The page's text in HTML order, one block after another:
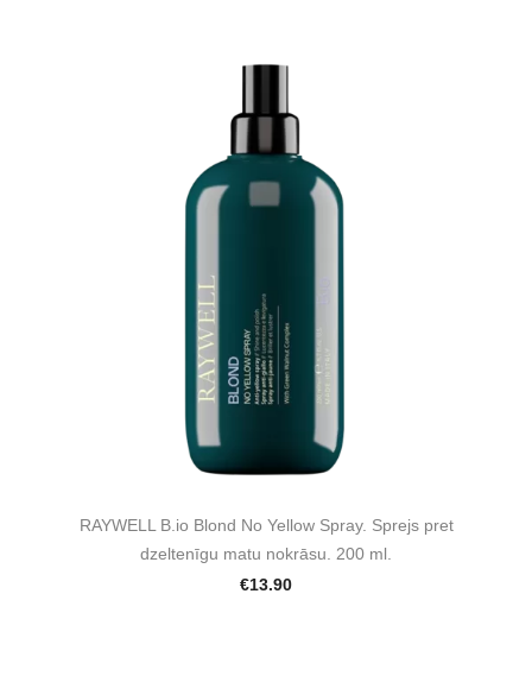
RAYWELL B.io Blond No Yellow Spray. Sprejs pret
dzeltenīgu matu nokrāsu. 200 ml.
€13.90